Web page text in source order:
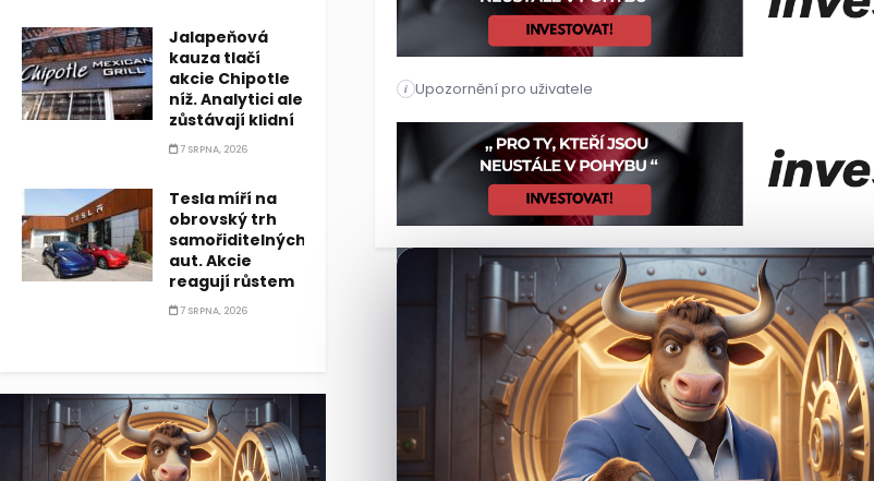
Wolfe Research nadále tvrdí, že výdaje na umělou
i Upozornění pro uživatele
Wolfe Research nadále tvrdí, že výdaje na umělou
Jalapeňová
kauza tlačí
akcie Chipotle
níž. Analytici ale
zůstávají klidní
7 SRPNA, 2026
Tesla míří na
obrovský trh
samořiditelných
aut. Akcie
reagují růstem
7 SRPNA, 2026